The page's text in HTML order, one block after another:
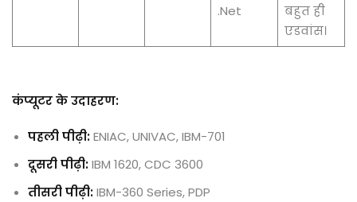
.Net
बहुत ही
एडवांस।
कंप्यूटर के उदाहरण:
पहली पीढ़ी:ENIAC, UNIVAC, IBM-701
दूसरी पीढ़ी:IBM 1620, CDC 3600
तीसरी पीढ़ी:IBM-360 Series, PDP